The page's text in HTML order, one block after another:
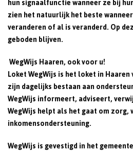
hun signaalfunctie wanneer ze bij
zien het natuurlijk het beste
veranderen of al is veranderd. Op
geboden blijven.
WegWijs Haaren, ook voor u!
Loket WegWijs is het loket in
zijn dagelijks bestaan aan
WegWijs informeert, adviseert,
WegWijs helpt als het gaat om zorg,
inkomensondersteuning.
WegWijs is gevestigd in het